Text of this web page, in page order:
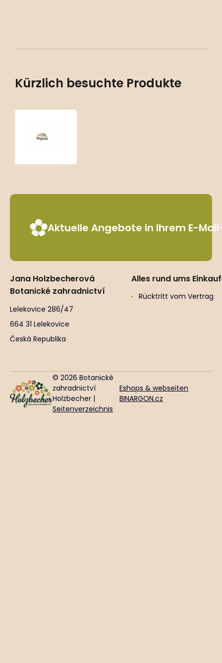
Kürzlich besuchte Produkte
Aktuelle Angebote in Ihrem E-
Jana Holzbecherová
Botanické zahradnictví
Lelekovice 286/47
664 31 Lelekovice
Česká Republika
Alles rund ums
Rücktritt vom Vertrag
© 2026 Botanické
zahradnictví
Holzbecher |
Seitenverzeichnis
Eshops & webseiten
BINARGON.cz